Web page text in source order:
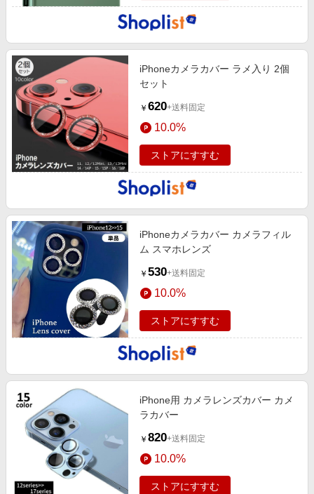
iPhoneカメラカバー ラメ入り 2個
セット
￥ 620+送料固定
10.0%
ストアにすすむ
iPhoneカメラカバー カメラフィル
ム スマホレンズ
￥ 530+送料固定
10.0%
ストアにすすむ
iPhone用 カメラレンズカバー カメ
ラカバー
￥ 820+送料固定
10.0%
ストアにすすむ